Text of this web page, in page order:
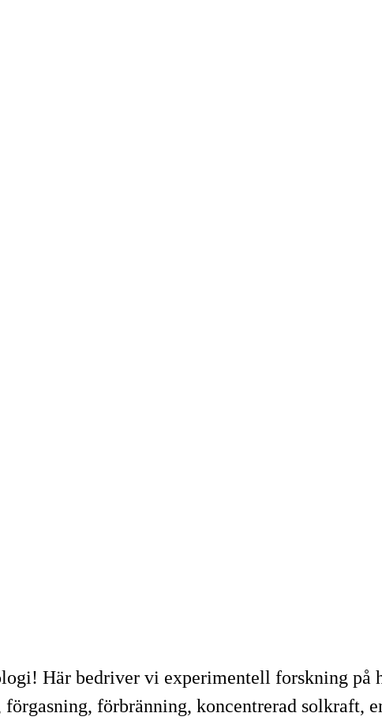
Här bedriver vi experimentell forskning på
förbränning, koncentrerad solkraft,